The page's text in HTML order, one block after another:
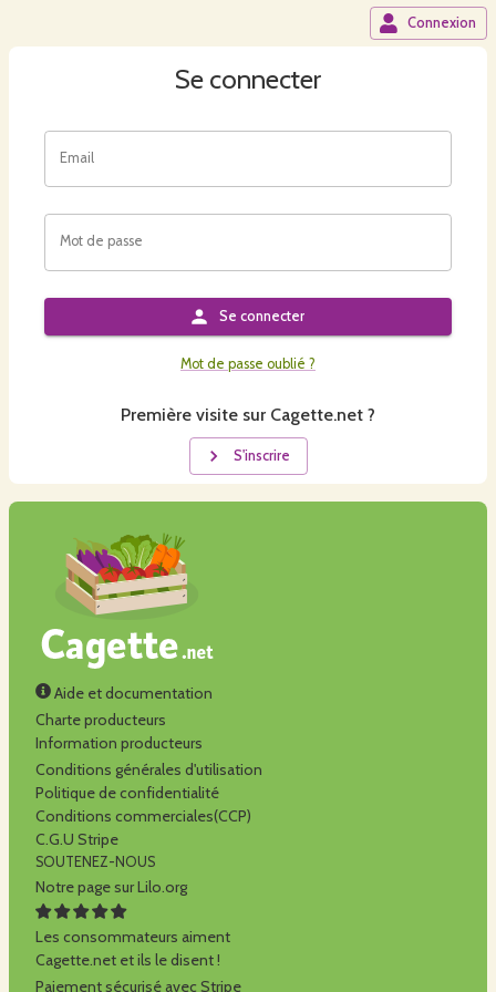
Connexion
Se connecter
Email
Mot de passe
Se connecter
Mot de passe oublié ?
Première visite sur Cagette.net ?
S'inscrire
Aide et documentation
Charte producteurs
Information producteurs
Conditions générales d'utilisation
Politique de confidentialité
Conditions commerciales(CCP)
C.G.U Stripe
SOUTENEZ-NOUS
Notre page sur Lilo.org
Les consommateurs aiment
Cagette.net et ils le disent !
Paiement sécurisé avec Stripe